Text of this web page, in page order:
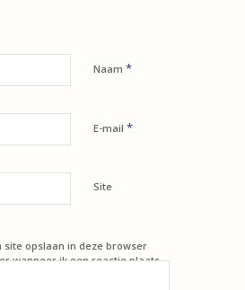
Naam *
E-mail *
Site
site opslaan in deze browser
wanneer ik een reactie plaats.